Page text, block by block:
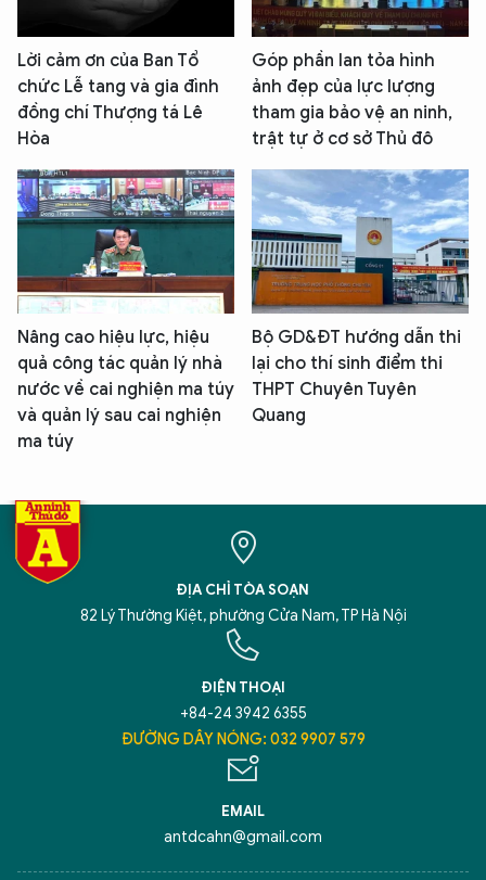
Lời cảm ơn của Ban Tổ
chức Lễ tang và gia đình
đồng chí Thượng tá Lê
Hòa
Góp phần lan tỏa hình
ảnh đẹp của lực lượng
tham gia bảo vệ an ninh,
trật tự ở cơ sở Thủ đô
Nâng cao hiệu lực, hiệu
quả công tác quản lý nhà
nước về cai nghiện ma túy
và quản lý sau cai nghiện
ma túy
Bộ GD&ĐT hướng dẫn thi
lại cho thí sinh điểm thi
THPT Chuyên Tuyên
Quang
ĐỊA CHỈ TÒA SOẠN
82 Lý Thường Kiệt, phường Cửa Nam, TP Hà Nội
ĐIỆN THOẠI
+84-24 3942 6355
ĐƯỜNG DÂY NÓNG: 032 9907 579
EMAIL
antdcahn@gmail.com